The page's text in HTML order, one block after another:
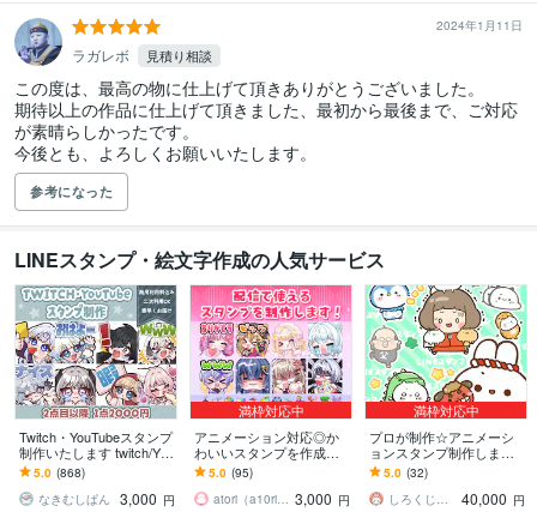
2024年1月11日
ラガレボ 見積り相談
この度は、最高の物に仕上げて頂きありがとうございました。
期待以上の作品に仕上げて頂きました、最初から最後まで、ご対応
が素晴らしかったです。
今後とも、よろしくお願いいたします。
参考になった
LINEスタンプ・絵文字作成の人気サービス
Twitch・YouTubeスタンプ
制作いたします twitch/You
Tube/tiktok配信用スタンプ
制作
5.0 (868)
なきむしぱん
3,000 円
満枠対応中
アニメーション対応◎か
わいいスタンプを作成し
ます 企業実績多数有！Yo
uTube・Twitch・TikTok☆
5.0 (95)
atori（a10ri_p） 3,000 円
満枠対応中
プロが制作☆アニメーシ
ョンスタンプ制作します L
INE、YouTube、Twitch用
アニメスタンプ制作☆
5.0 (32)
しろくじらプラスし
40,000 円